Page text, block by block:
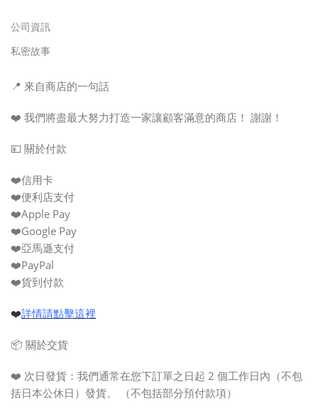
公司資訊
私密故事
📍 來自商店的一句話
❤️ 我們將盡最大努力打造一家讓顧客滿意的商店！ 謝謝！
💴 關於付款
❤️信用卡
❤️便利店支付
❤️Apple Pay
❤️Google Pay
❤️亞馬遜支付
❤️PayPal
❤️貨到付款
❤️詳情請點擊這裡
📦 關於交貨
❤️ 次日發貨： 我們通常在您下訂單之日起 2 個工作日內（不包
括日本公休日）發貨。 （不包括部分預付款項）